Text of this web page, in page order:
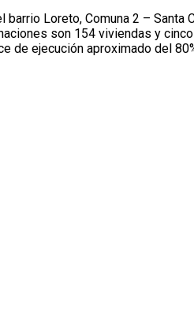
Loreto, Comuna 2 – Santa
son 154 viviendas y
de ejecución aproximado del